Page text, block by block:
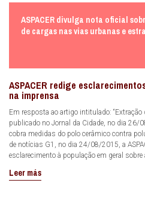
ASPACER divulga nota oficial
de cargas nas vias urbanas e
ASPACER redige
na imprensa
Em resposta ao artigo intitulado: “Extração
publicado no Jornal da Cidade, no dia 26/
cobra medidas do polo cerâmico contra
de notícias G1, no dia 24/08/2015, a
esclarecimento à população em geral
Leer más